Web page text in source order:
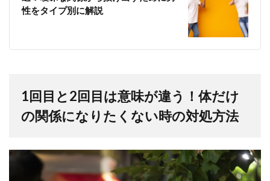
性をタイプ別に解説
1回目と2回目は意味が違う！体だけ
の関係になりたくない時の対処方法